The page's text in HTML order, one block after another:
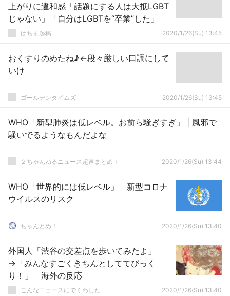
上がりに違和感「話題にする人は大抵LGBT
じゃない」「自分はLGBTを“卒業”した」
はちま起稿 2020/1/26(Su) 13:45
おくすりのめたね♪←段々厳しい口調にして
いけ
ゴールデンタイムズ 2020/1/26(Su) 13:45
WHO「新型肺炎は低レベル。お前ら騒ぎすぎ」 | 風邪で
騒いでるようなもんだよな
２ちゃんねるニュース超速まとめ＋ 2020/1/26(Su) 13:44
WHO「世界的には低レベル」 新型コロナ
ウイルスのリスク
ちゃんとめ！ 2020/1/26(Su) 13:40
外国人「渋谷の交差点を歩いてみたよ」
→「みんなすごくきちんとしててびっく
り！」 海外の反応
こんなニュースにでくわした 2020/1/26(Su) 13:40